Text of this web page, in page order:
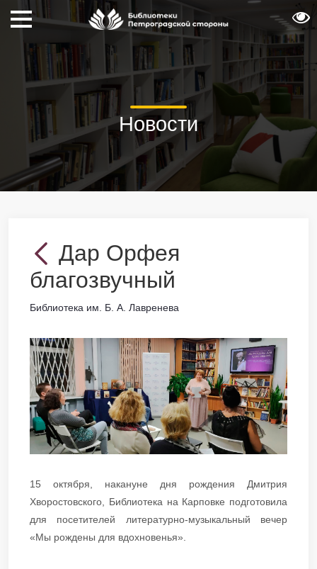
Новости
Дар Орфея
благозвучный
Библиотека им. Б. А. Лавренева
15 октября, накануне дня рождения Дмитрия
Хворостовского, Библиотека на Карповке подготовила
для посетителей литературно-музыкальный вечер
«Мы рождены для вдохновенья».